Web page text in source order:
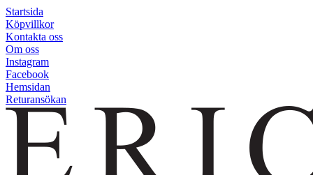
Startsida
Köpvillkor
Kontakta oss
Om oss
Instagram
Facebook
Hemsidan
Returansökan